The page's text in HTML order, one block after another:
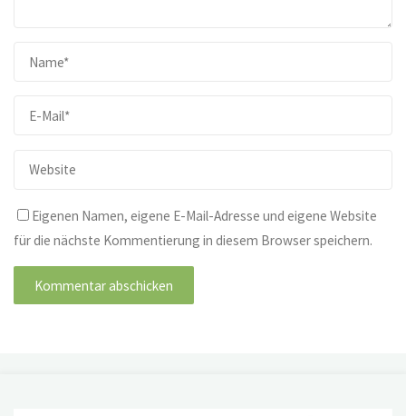
Eigenen Namen, eigene E-Mail-Adresse und eigene Website
für die nächste Kommentierung in diesem Browser speichern.